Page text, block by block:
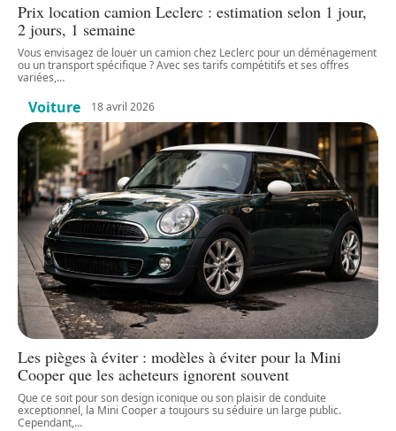
Prix location camion Leclerc : estimation selon 1 jour,
2 jours, 1 semaine
Vous envisagez de louer un camion chez Leclerc pour un déménagement
ou un transport spécifique ? Avec ses tarifs compétitifs et ses offres
variées,…
Voiture 18 avril 2026
Les pièges à éviter : modèles à éviter pour la Mini
Cooper que les acheteurs ignorent souvent
Que ce soit pour son design iconique ou son plaisir de conduite
exceptionnel, la Mini Cooper a toujours su séduire un large public.
Cependant,…